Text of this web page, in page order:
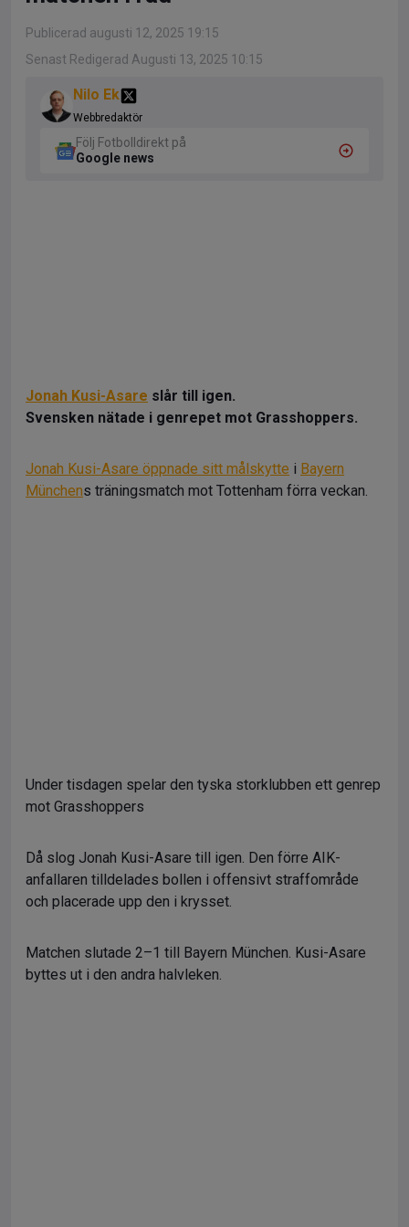
Publicerad augusti 12, 2025 19:15
Senast Redigerad Augusti 13, 2025 10:15
Nilo Ek
Webbredaktör
Följ Fotbolldirekt på
Google news
Jonah Kusi-Asare slår till igen.
Svensken nätade i genrepet mot Grasshoppers.
Jonah Kusi-Asare öppnade sitt målskytte i Bayern
Münchens träningsmatch mot Tottenham förra veckan.
Under tisdagen spelar den tyska storklubben ett genrep
mot Grasshoppers
Då slog Jonah Kusi-Asare till igen. Den förre AIK-
anfallaren tilldelades bollen i offensivt straffområde
och placerade upp den i krysset.
Matchen slutade 2–1 till Bayern München. Kusi-Asare
byttes ut i den andra halvleken.